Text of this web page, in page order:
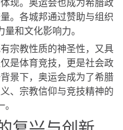
。各城邦通过赞助与组织
和文化影响力。
宗教性质的神圣性，又具
是体育竞技，更是社会政
景下，奥运会成为了希腊
、宗教信仰与竞技精神的